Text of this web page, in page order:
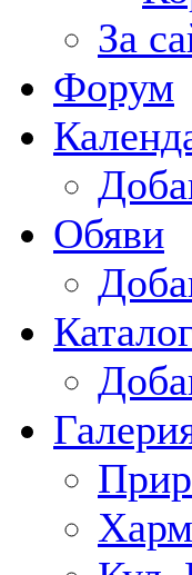
За
Форум
Обяви